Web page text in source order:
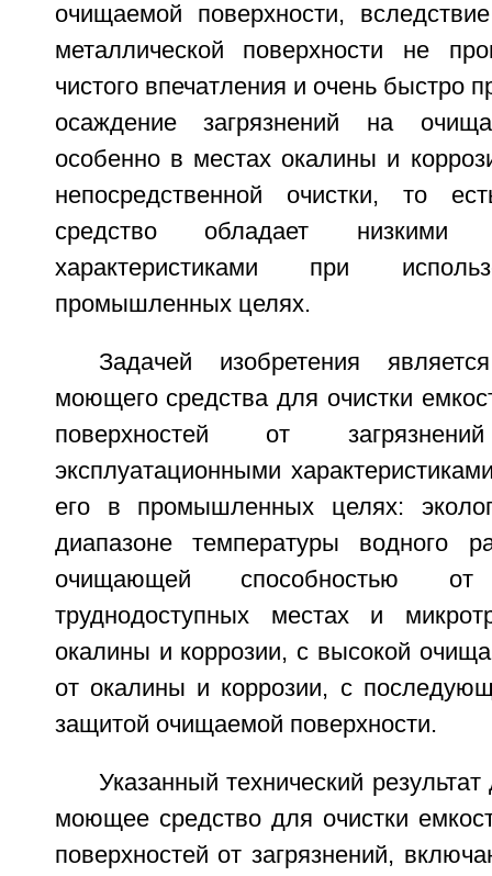
очищаемой поверхности,
металлической поверхности не
чистого впечатления и очень быстро
осаждение загрязнений на
особенно в местах окалины и
непосредственной очистки, то
средство обладает низкими
характеристиками при
промышленных целях.
Задачей изобретения
моющего средства для очистки
поверхностей от
эксплуатационными
его в промышленных целях:
диапазоне температуры водного
очищающей способностью
труднодоступных местах и
окалины и коррозии, с высокой
от окалины и коррозии, с
защитой очищаемой поверхности.
Указанный технический результат
моющее средство для очистки
поверхностей от загрязнений,